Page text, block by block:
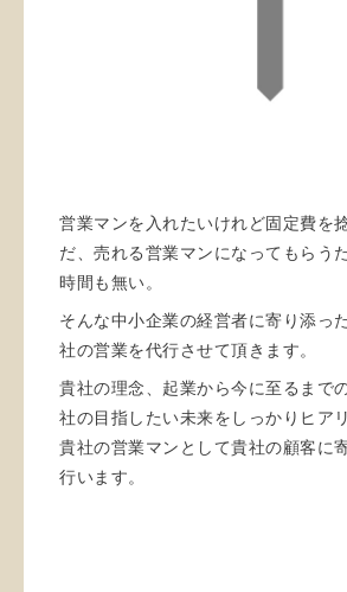
営業マンを入れたいけれど固定費を
だ、売れる営業マンになってもらう
時間も無い。
そんな中小企業の経営者に寄り添っ
社の営業を代行させて頂きます。
貴社の理念、起業から今に至るまで
社の目指したい未来をしっかりヒア
貴社の営業マンとして貴社の顧客に
行います。